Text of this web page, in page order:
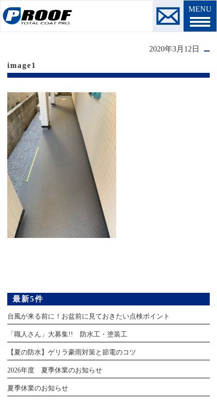
MENU
2020年3月12日
image1
最新5件
台風が来る前に！お盆前に見ておきたい点検ポイント
「職人さん」大募集!! 防水工・塗装工
【夏の防水】ゲリラ豪雨対策と節電のコツ
2026年度 夏季休業のお知らせ
夏季休業のお知らせ